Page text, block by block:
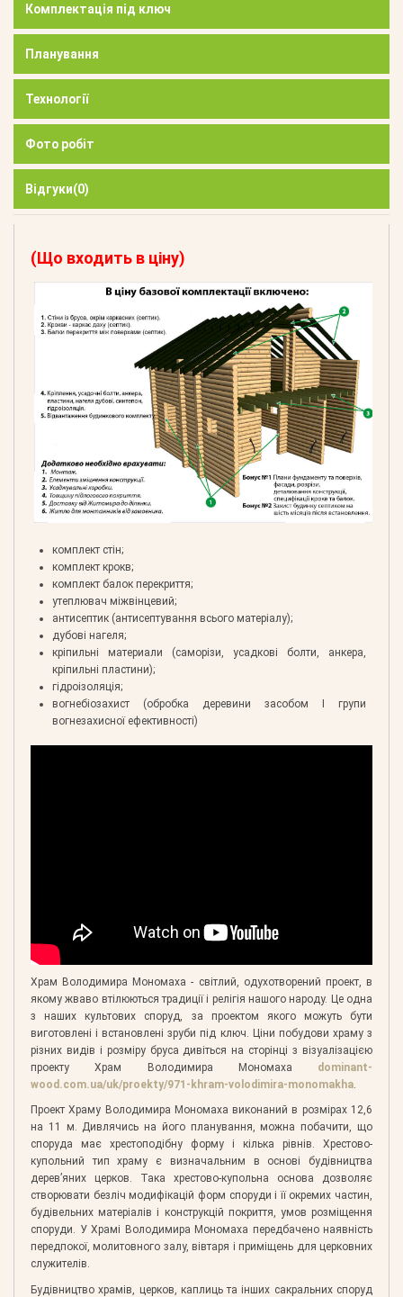
Комплектація під ключ
Планування
Технології
Фото робіт
Відгуки(0)
(Що входить в ціну)
комплект стін;
комплект крокв;
комплект балок перекриття;
утеплювач міжвінцевий;
антисептик (антисептування всього матеріалу);
дубові нагеля;
кріпильні материали (саморізи, усадкові болти, анкера,
кріпильні пластини);
гідроізоляція;
вогнебіозахист (обробка деревини засобом І групи
вогнезахисної ефективності)
Храм Володимира Мономаха - світлий, одухотворений проект, в
якому жваво втілюються традиції і релігія нашого народу. Це одна
з наших культових споруд, за проектом якого можуть бути
виготовлені і встановлені зруби під ключ. Ціни побудови храму з
різних видів і розміру бруса дивіться на сторінці з візуалізацією
проекту Храм Володимира Мономаха dominant-
wood.com.ua/uk/proekty/971-khram-volodimira-monomakha
Проект Храму Володимира Мономаха виконаний в розмірах 12,6
на 11 м. Дивлячись на його планування, можна побачити, що
споруда має хрестоподібну форму і кілька рівнів. Хрестово-
купольний тип храму є визначальним в основі будівництва
дерев’яних церков. Така хрестово-купольна основа дозволяє
створювати безліч модифікацій форм споруди і її окремих частин,
будівельних матеріалів і конструкцій покриття, умов розміщення
споруди. У Храмі Володимира Мономаха передбачено наявність
передпокої, молитовного залу, вівтаря і приміщень для церковних
служителів.
Будівництво храмів, церков, каплиць та інших сакральних споруд